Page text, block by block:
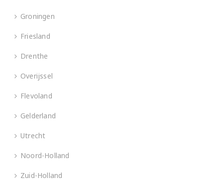
Groningen
Friesland
Drenthe
Overijssel
Flevoland
Gelderland
Utrecht
Noord-Holland
Zuid-Holland